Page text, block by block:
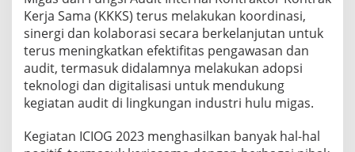
Kerja Sama (KKKS) terus melakukan koordinasi,
sinergi dan kolaborasi secara berkelanjutan untuk
terus meningkatkan efektifitas pengawasan dan
audit, termasuk didalamnya melakukan adopsi
teknologi dan digitalisasi untuk mendukung
kegiatan audit di lingkungan industri hulu migas.
Kegiatan ICIOG 2023 menghasilkan banyak hal-hal